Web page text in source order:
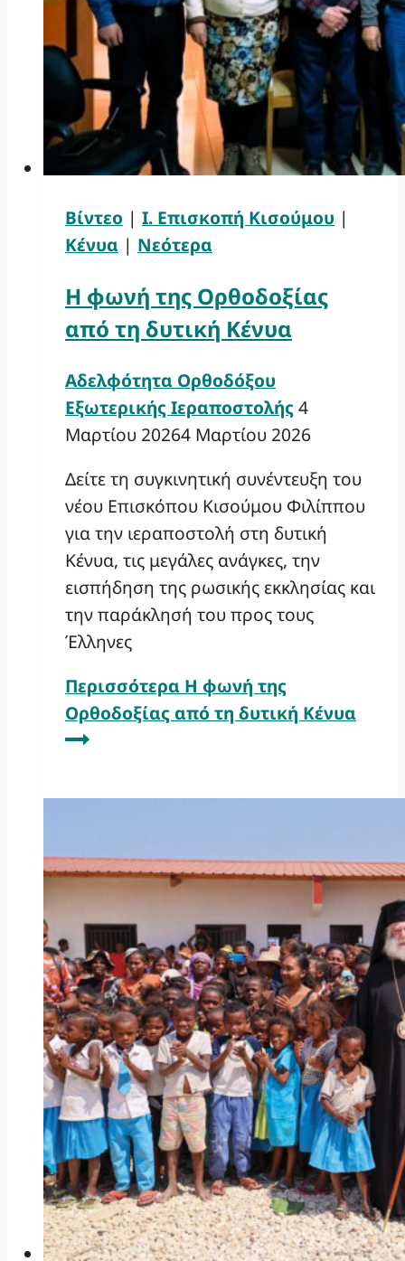
Βίντεο | Ι. Επισκοπή Κισούμου |
Κένυα | Νεότερα
Η φωνή της Ορθοδοξίας
από τη δυτική Κένυα
Αδελφότητα Ορθοδόξου
Εξωτερικής Ιεραποστολής 4
Μαρτίου 20264 Μαρτίου 2026
Δείτε τη συγκινητική συνέντευξη του
νέου Επισκόπου Κισούμου Φιλίππου
για την ιεραποστολή στη δυτική
Κένυα, τις μεγάλες ανάγκες, την
εισπήδηση της ρωσικής εκκλησίας και
την παράκλησή του προς τους
Έλληνες
Περισσότερα Η φωνή της
Ορθοδοξίας από τη δυτική Κένυα